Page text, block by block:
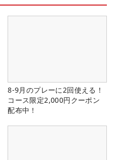
8-9月のプレーに2回使える！
コース限定2,000円クーポン
配布中！